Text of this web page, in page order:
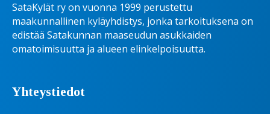
SataKylät ry on vuonna 1999 perustettu
maakunnallinen kyläyhdistys, jonka tarkoituksena on
edistää Satakunnan maaseudun asukkaiden
omatoimisuutta ja alueen elinkelpoisuutta.
Yhteystiedot